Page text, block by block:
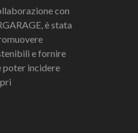
con
è stata
e fornire
poter incidere